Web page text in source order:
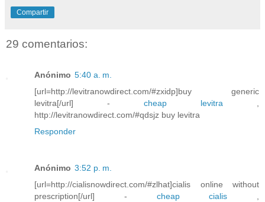
Compartir
29 comentarios:
Anónimo 5:40 a. m.
[url=http://levitranowdirect.com/#zxidp]buy generic
levitra[/url] - cheap levitra
http://levitranowdirect.com/#qdsjz buy levitra
Responder
Anónimo 3:52 p. m.
[url=http://cialisnowdirect.com/#zlhat]cialis online without
prescription[/url] - cheap cialis